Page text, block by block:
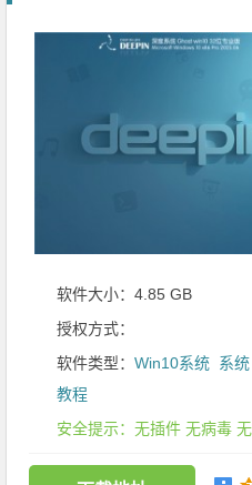
软件大小：4.85 GB
授权方式：
软件类型： Win10系统 系统
教程
安全提示：无插件 无病毒